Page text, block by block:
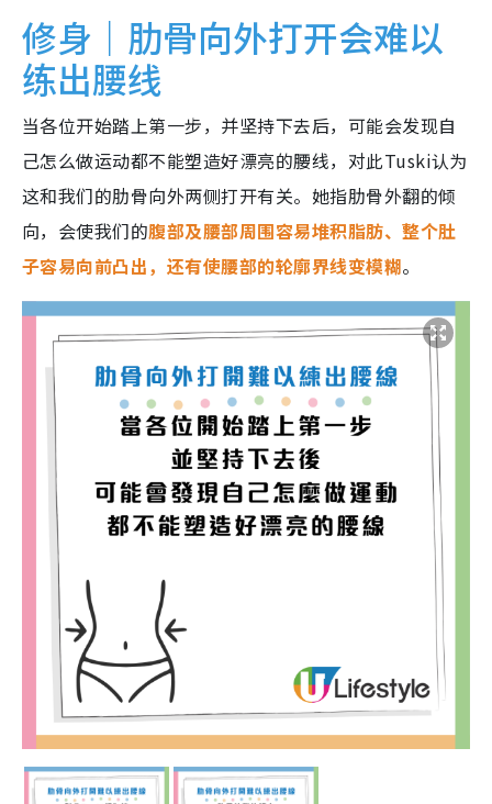
修身｜肋骨向外打开会难以
练出腰线
当各位开始踏上第一步，并坚持下去后，可能会发现自
己怎么做运动都不能塑造好漂亮的腰线，对此Tuski认为
这和我们的肋骨向外两侧打开有关。她指肋骨外翻的倾
向，会使我们的腹部及腰部周围容易堆积脂肪、整个肚
子容易向前凸出，还有使腰部的轮廓界线变模糊。